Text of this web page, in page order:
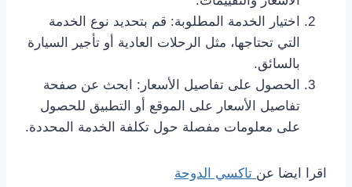
اختيار الخدمة المطلوبة: قم بتحديد نوع الخدمة
التي تحتاجها، مثل الرحلات العادية أو تأجير السيارة
بالسائق.
الحصول على تفاصيل الأسعار: ابحث عن صفحة
تفاصيل الأسعار على الموقع أو التطبيق للحصول
على معلومات مفصلة حول تكلفة الخدمة المحددة.
اقرا ايضا عن تاكسي الدوحة